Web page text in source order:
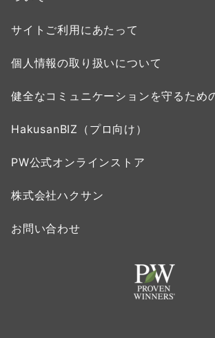
サイトご利用にあたって
個人情報の取り扱いについて
健全なコミュニケーションを守るため
HakusanBIZ（プロ向け）
PW公式オンラインストア
株式会社ハクサン
お問い合わせ